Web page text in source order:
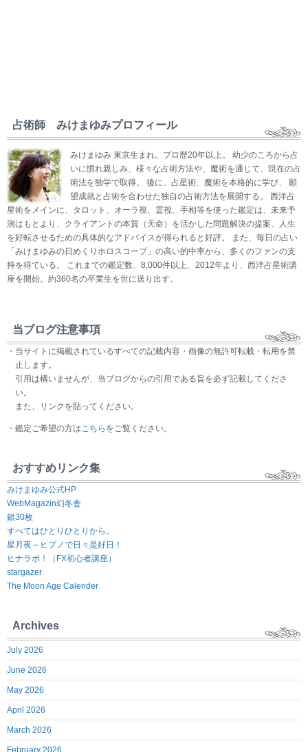
占術師 みけまゆみプロフィール
みけまゆみ 東京生まれ。プロ歴20年以上。 幼少のころから占
いに慣れ親しみ、様々な占術方法や、魔術を通じて、現在の占
術法を独学で取得。 後に、占星術、魔術を本格的に学び、 願
望成就と占術を合わせた独自の占術方法を展開する。 西洋占
星術をメインに、タロット、オーラ視、霊視、手相等を使った鑑定は、未来予
測はもとより、クライアントの本質（天命）を活かした問題解決の提案、人生
を好転させるための具体的なアドバイスが得られると好評。 また、毎日の占い
「みけまゆみの日めくりホロスコープ」の高い的中率から、多くのファンの支
持を得ている。 これまでの鑑定数、8,000件以上、2012年より、西洋占星術講
座を開始。約360名の卒業生を世に送り出す。
当ブログ注意事項
・当サイトに掲載されているすべての記載内容・画像の無許可転載・転用を禁
止します。
引用は構いませんが、当ブログからの引用である旨を必ず記載してくださ
い。
また、リンクを貼ってください。
・鑑定ご希望の方はこちら をご覧ください。
おすすめリンク集
みけまゆみ公式HP
WebMagazin幻冬舎
銀30枚
すべてはひとりひとりから。
星月夜～ヒプノで日々是好日！
ヒナラボ！（FX初心者講座）
stargazer
The Moon Age Calender
Archives
July 2026
June 2026
May 2026
April 2026
March 2026
February 2026